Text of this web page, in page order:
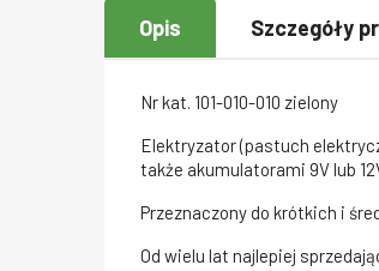
Opis Szczegóły
Nr kat. 101-010-010 zielony
Elektryzator (pastuch
także akumulatorami 9V lub
Przeznaczony do krótkich i
Od wielu lat najlepiej